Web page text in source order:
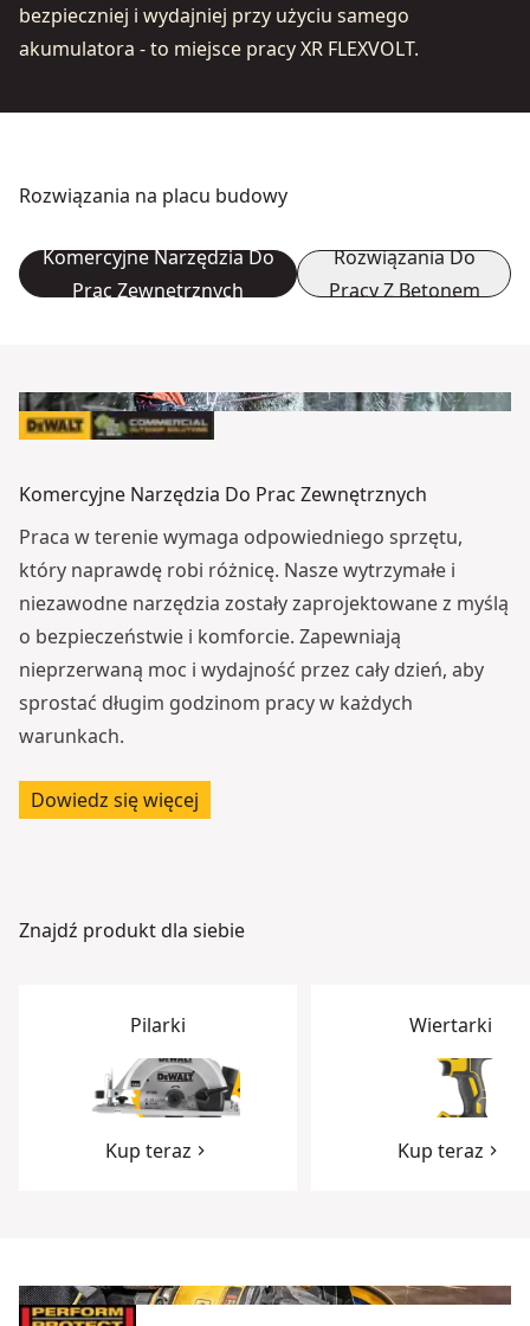
bezpieczniej i wydajniej przy użyciu samego
akumulatora - to miejsce pracy XR FLEXVOLT.
Rozwiązania na placu budowy
Komercyjne Narzędzia Do
Prac Zewnętrznych
Rozwiązania Do
Pracy Z Betonem
Komercyjne Narzędzia Do Prac Zewnętrznych
Praca w terenie wymaga odpowiedniego sprzętu,
który naprawdę robi różnicę. Nasze wytrzymałe i
niezawodne narzędzia zostały zaprojektowane z myślą
o bezpieczeństwie i komforcie. Zapewniają
nieprzerwaną moc i wydajność przez cały dzień, aby
sprostać długim godzinom pracy w każdych
warunkach.
Dowiedz się więcej
Znajdź produkt dla siebie
Pilarki
Kup teraz
Wiertarki
Kup teraz